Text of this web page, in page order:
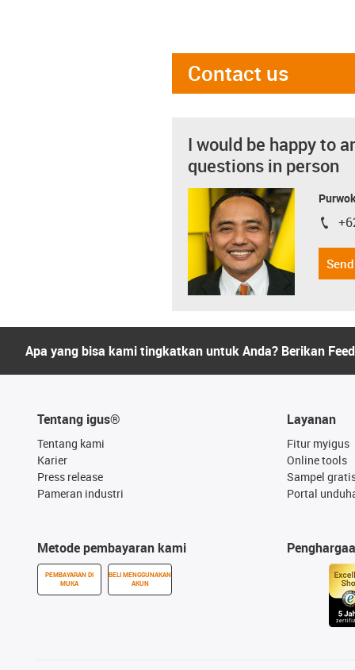
Contact us
I would be happy to
questions in person
igus-
Apa yang bisa kami tingkatkan untuk Anda? Berikan
Tentang igus®
Tentang kami
Karier
Press release
Pameran industri
Metode pembayaran kami
PEMBAYARAN DI
MUKA
BELI MENGGUNAKAN
AKUN
Layanan
Fitur myigus
Online tools
Sampel
Portal